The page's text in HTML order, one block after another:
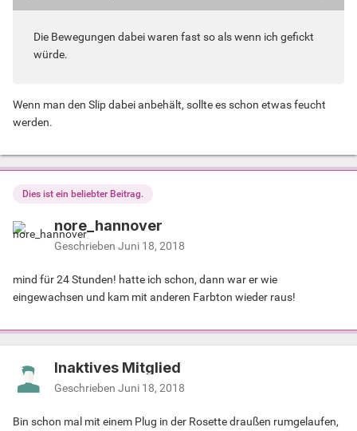
Die Bewegungen dabei waren fast so als wenn ich gefickt
würde.
Wenn man den Slip dabei anbehält, sollte es schon etwas feucht
werden.
Dies ist ein beliebter Beitrag.
nore_hannover
Geschrieben Juni 18, 2018
mind für 24 Stunden! hatte ich schon, dann war er wie
eingewachsen und kam mit anderen Farbton wieder raus!
Inaktives Mitglied
Geschrieben Juni 18, 2018
Bin schon mal mit einem Plug in der Rosette draußen rumgelaufen,